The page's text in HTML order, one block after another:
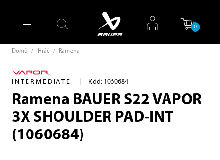
0
Domů / Hráč / Ramena
INTERMEDIATE Kód: 1060684
Ramena BAUER S22 VAPOR
3X SHOULDER PAD-INT
(1060684)